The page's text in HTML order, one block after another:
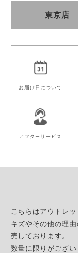
東京店
お届け日 について
アフターサービス
こちらはアウトレッ
キズやその他の理
売しております。
数量に限りがござい